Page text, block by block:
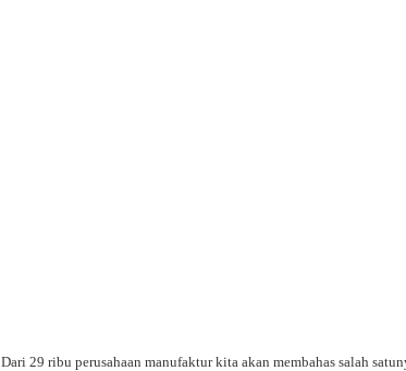
Dari 29 ribu perusahaan manufaktur kita akan membahas salah